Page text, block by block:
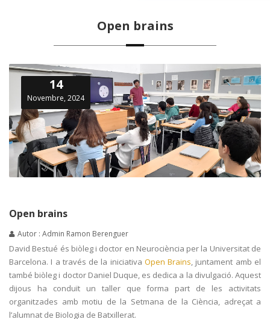
Open brains
14
Novembre, 2024
Open brains
Autor : Admin Ramon Berenguer
David Bestué és biòleg i doctor en Neurociència per la Universitat de
Barcelona. I a través de la iniciativa Open Brains, juntament amb el
també biòleg i doctor Daniel Duque, es dedica a la divulgació. Aquest
dijous ha conduït un taller que forma part de les activitats
organitzades amb motiu de la Setmana de la Ciència, adreçat a
l’alumnat de Biologia de Batxillerat.